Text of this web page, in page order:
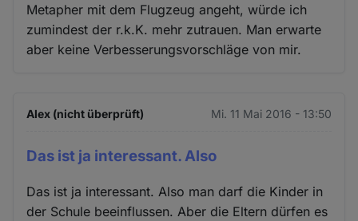
Metapher mit dem Flugzeug angeht, würde ich
zumindest der r.k.K. mehr zutrauen. Man erwarte
aber keine Verbesserungsvorschläge von mir.
Alex (nicht überprüft) Mi. 11 Mai 2016 - 13:50
Das ist ja interessant. Also
Das ist ja interessant. Also man darf die Kinder in
der Schule beeinflussen. Aber die Eltern dürfen es